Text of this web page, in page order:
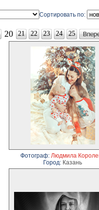
Сортировать по:
20 21 22 23 24 25
Фотограф: Людмила
Город: Казань